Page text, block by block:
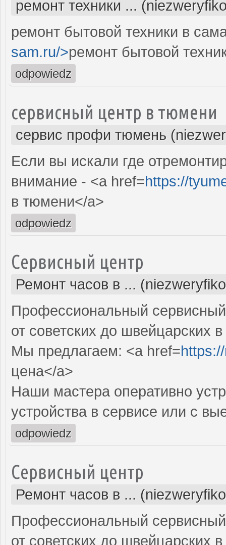
ремонт техники ...
ремонт бытовой техники в
sam.ru/>ремонт бытовой
odpowiedz
сервисный центр в тюмени
сервис профи тюмень
Если вы искали где
внимание - <a href=https://
в тюмени</a>
odpowiedz
Сервисный центр
Ремонт часов в ...
Профессиональный
от советских до швейцарских
Мы предлагаем: <a href=
цена</a>
Наши мастера оперативно
устройства в сервисе или с
odpowiedz
Сервисный центр
Ремонт часов в ...
Профессиональный
от советских до швейцарских